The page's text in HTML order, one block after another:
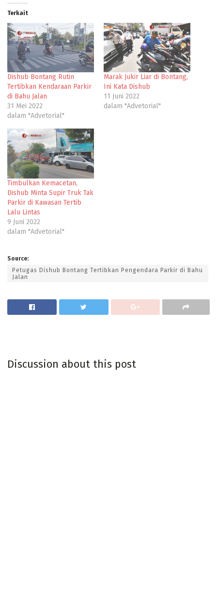
Terkait
Dishub Bontang Rutin
Tertibkan Kendaraan Parkir
di Bahu Jalan
31 Mei 2022
dalam "Advetorial"
Marak Jukir Liar di Bontang,
Ini Kata Dishub
11 Juni 2022
dalam "Advetorial"
Timbulkan Kemacetan,
Dishub Minta Supir Truk Tak
Parkir di Kawasan Tertib
Lalu Lintas
9 Juni 2022
dalam "Advetorial"
Source:
Petugas Dishub Bontang Tertibkan Pengendara Parkir di Bahu
Jalan
Discussion about this post